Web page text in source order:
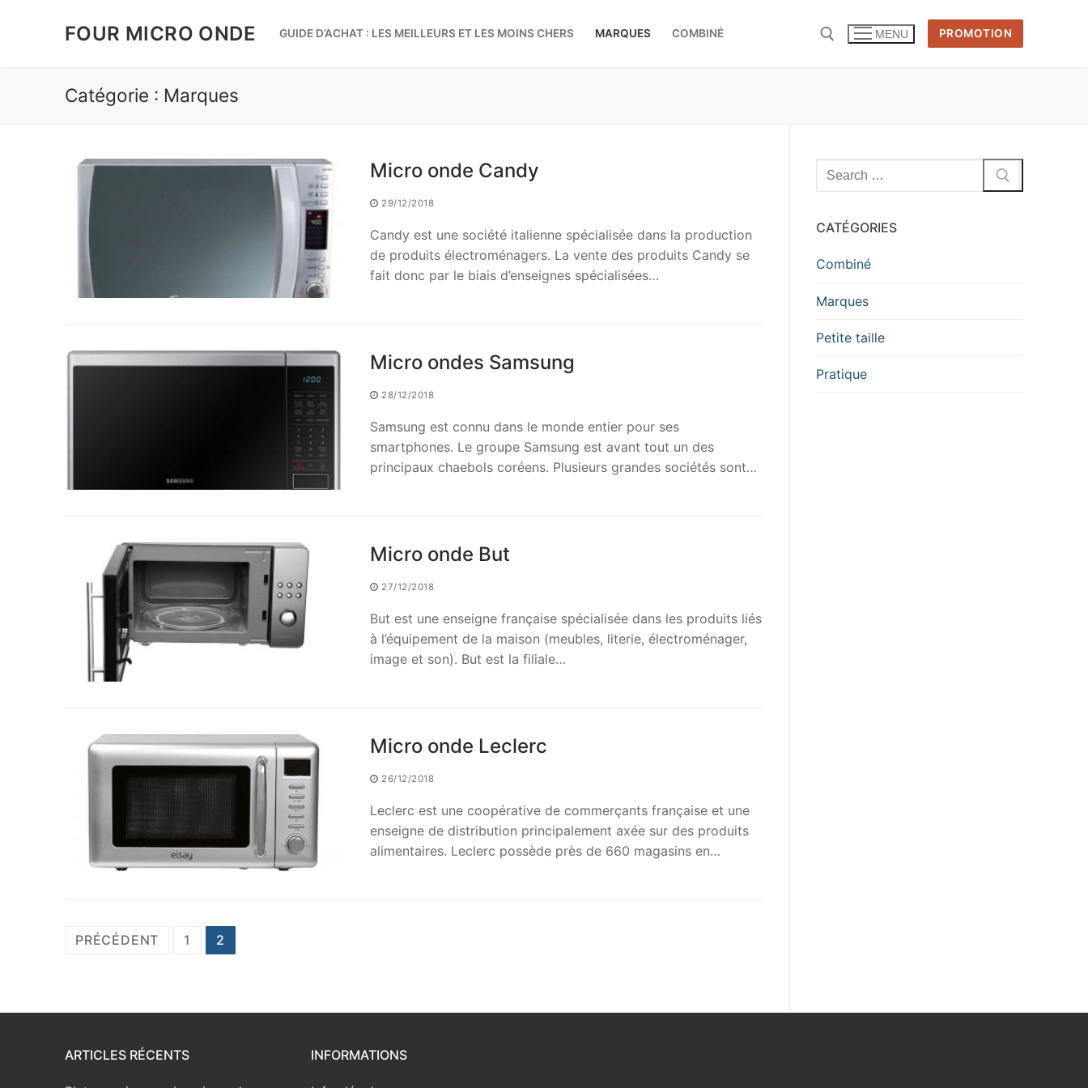
FOUR MICRO ONDE GUIDE D’ACHAT : LES MEILLEURS ET LES MOINS CHERS MARQUES COMBINÉ MENU PROMOTION
Catégorie : Marques
Micro onde Candy
29/12/2018
Candy est une société italienne spécialisée dans la production
de produits électroménagers. La vente des produits Candy se
fait donc par le biais d’enseignes spécialisées…
Micro ondes Samsung
28/12/2018
Samsung est connu dans le monde entier pour ses
smartphones. Le groupe Samsung est avant tout un des
principaux chaebols coréens. Plusieurs grandes sociétés sont…
Micro onde But
27/12/2018
But est une enseigne française spécialisée dans les produits liés
à l’équipement de la maison (meubles, literie, électroménager,
image et son). But est la filiale…
Micro onde Leclerc
26/12/2018
Leclerc est une coopérative de commerçants française et une
enseigne de distribution principalement axée sur des produits
alimentaires. Leclerc possède près de 660 magasins en…
Pagination
publications
PRÉCÉDENT 1 2
Rechercher
:
CATÉGORIES
Combiné
Marques
Petite taille
Pratique
ARTICLES RÉCENTS INFORMATIONS